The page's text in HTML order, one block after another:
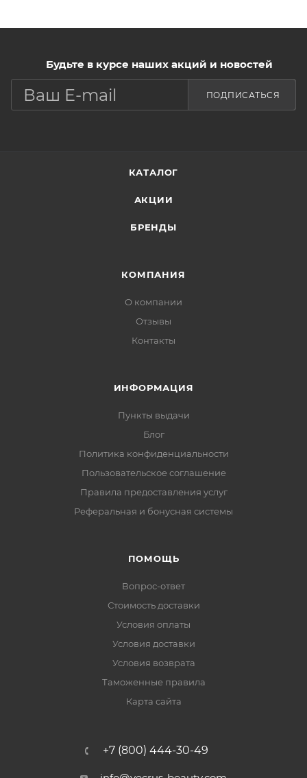
распределите по коже.
Будьте в курсе наших акций и новостей
ПОДПИСАТЬСЯ
КАТАЛОГ
АКЦИИ
БРЕНДЫ
КОМПАНИЯ
О компании
Отзывы
Контакты
ИНФОРМАЦИЯ
Пункты выдачи
Блог
Политика конфиденциальности
Пользовательское соглашение
Правила предоставления услуг
Реферальная и бонусная системы
ПОМОЩЬ
Вопрос-ответ
Стоимость доставки
Условия оплаты
Условия доставки
Условия возврата
Таможенные правила
Карта сайта
+7 (800) 444-30-49